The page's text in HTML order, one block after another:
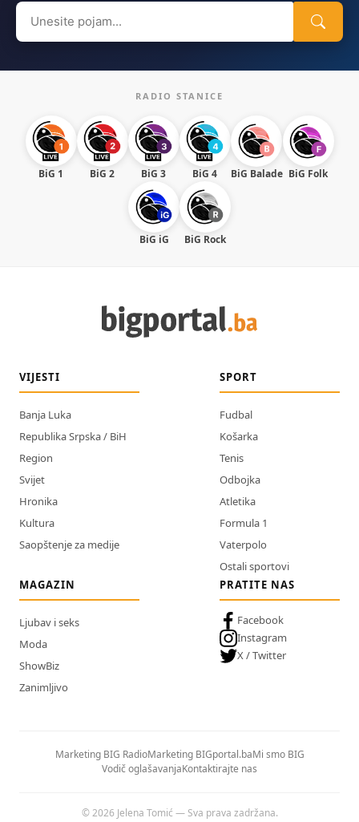
Search
for:
RADIO STANICE
BiG 1 BiG 2 BiG 3 BiG 4 BiG Balade BiG Folk
BiG iG BiG Rock
VIJESTI
Banja Luka
Republika Srpska / BiH
Region
Svijet
Hronika
Kultura
Saopštenje za medije
SPORT
Fudbal
Košarka
Tenis
Odbojka
Atletika
Formula 1
Vaterpolo
Ostali sportovi
MAGAZIN
Ljubav i seks
Moda
ShowBiz
Zanimljivo
PRATITE NAS
Facebook
Instagram
X / Twitter
Marketing BIG RadioMarketing BIGportal.baMi smo BIG
Vodič oglašavanjaKontaktirajte nas
© 2026 Jelena Tomić — Sva prava zadržana.